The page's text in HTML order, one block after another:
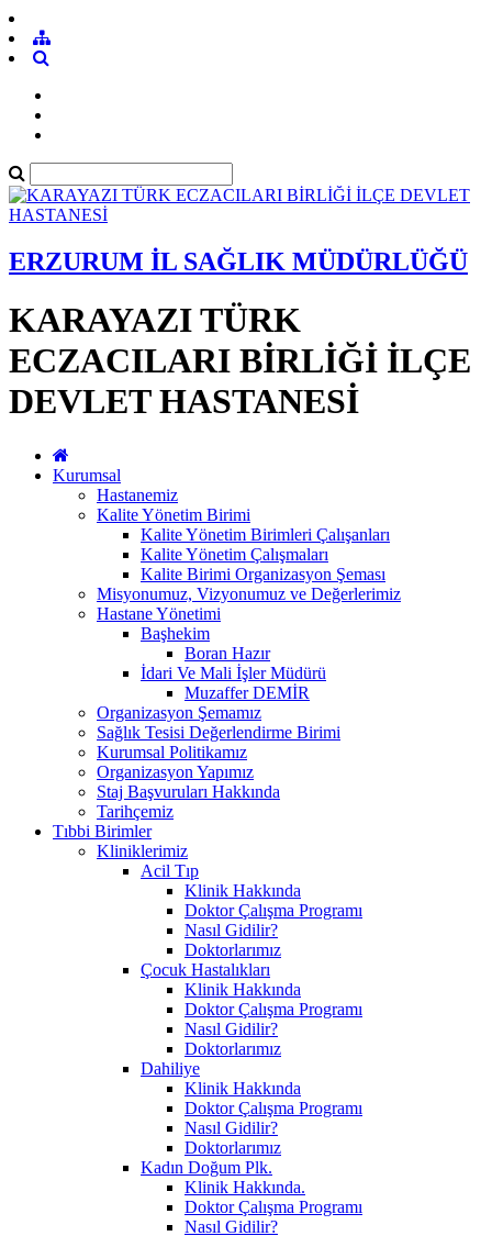
ERZURUM İL SAĞLIK MÜDÜRLÜĞÜ
KARAYAZI TÜRK
ECZACILARI BİRLİĞİ İLÇE
DEVLET HASTANESİ
Kurumsal
Hastanemiz
Kalite Yönetim Birimi
Kalite Yönetim Birimleri Çalışanları
Kalite Yönetim Çalışmaları
Kalite Birimi Organizasyon Şeması
Misyonumuz, Vizyonumuz ve Değerlerimiz
Hastane Yönetimi
Başhekim
Boran Hazır
İdari Ve Mali İşler Müdürü
Muzaffer DEMİR
Organizasyon Şemamız
Sağlık Tesisi Değerlendirme Birimi
Kurumsal Politikamız
Organizasyon Yapımız
Staj Başvuruları Hakkında
Tarihçemiz
Tıbbi Birimler
Kliniklerimiz
Acil Tıp
Klinik Hakkında
Doktor Çalışma Programı
Nasıl Gidilir?
Doktorlarımız
Çocuk Hastalıkları
Klinik Hakkında
Doktor Çalışma Programı
Nasıl Gidilir?
Doktorlarımız
Dahiliye
Klinik Hakkında
Doktor Çalışma Programı
Nasıl Gidilir?
Doktorlarımız
Kadın Doğum Plk.
Klinik Hakkında.
Doktor Çalışma Programı
Nasıl Gidilir?